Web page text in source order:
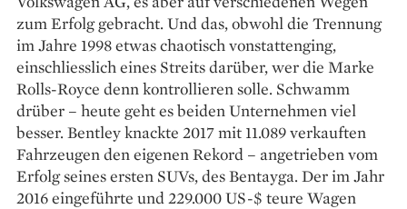
zum Erfolg gebracht. Und das, obwohl die Trennung
im Jahre 1998 etwas chaotisch vonstattenging,
einschliesslich eines Streits darüber, wer die Marke
Rolls-Royce denn kontrollieren solle. Schwamm
drüber – heute geht es beiden Unternehmen viel
besser. Bentley knackte 2017 mit 11.089 verkauften
Fahrzeugen den eigenen Rekord – angetrieben vom
Erfolg seines ersten SUVs, des Bentayga. Der im Jahr
2016 eingeführte und 229.000 US-$ teure Wagen